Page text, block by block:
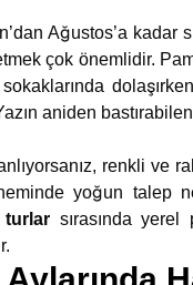
Ağustos’a
çok önemlidir.
aniden
renkli
yoğun talep
turlar sırasında